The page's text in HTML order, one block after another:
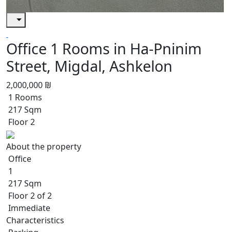
Office 1 Rooms in Ha-Pninim
Street, Migdal, Ashkelon
2,000,000 ₪
1 Rooms
217 Sqm
Floor 2
About the property
Office
1
217 Sqm
Floor 2 of 2
Immediate
Characteristics